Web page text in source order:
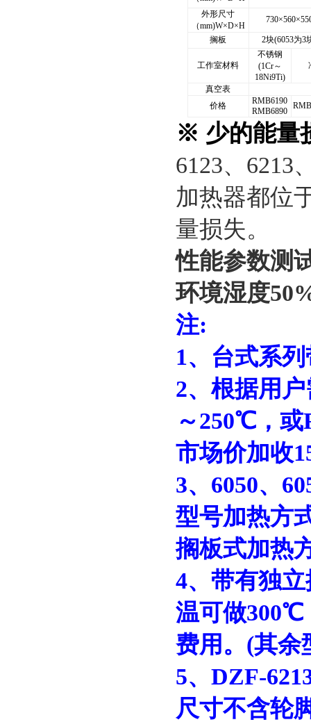
外形尺寸
（mm)W×D×H
搁板 2块(6053为3
工作室材料
不锈钢
(1Cr～
18Ni9Ti)
真空表
价格
RMB6190
RMB6890
※ 少的能量
6123、6213
加热器都位
量损失。
性能参数测
环境湿度
注:
1、台式系
2、根据用
～250℃，
市场价加收
3、6050、
型号加热方
搁板式加热
4、带有独
温可做300℃
费用。(其
5、DZF-
尺寸不含轮